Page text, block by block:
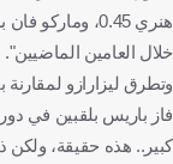
خلال العامين الماضيين".
فاز باريس بلقبين في
كبير.. هذه حقيقة، ولكن